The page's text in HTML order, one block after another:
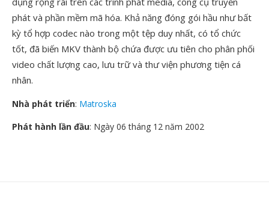
phát và phần mềm mã hóa. Khả năng đóng gói hầu như bất
kỳ tổ hợp codec nào trong một tệp duy nhất, có tổ chức
tốt, đã biến MKV thành bộ chứa được ưu tiên cho phân phối
video chất lượng cao, lưu trữ và thư viện phương tiện cá
nhân.
Nhà phát triển: Matroska
Phát hành lần đầu: Ngày 06 tháng 12 năm 2002